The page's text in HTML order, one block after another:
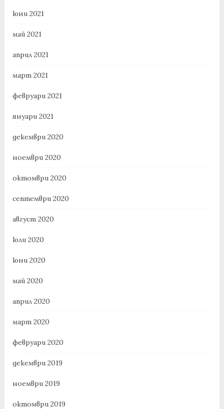
юни 2021
май 2021
април 2021
март 2021
февруари 2021
януари 2021
декември 2020
ноември 2020
октомври 2020
септември 2020
август 2020
юли 2020
юни 2020
май 2020
април 2020
март 2020
февруари 2020
декември 2019
ноември 2019
октомври 2019